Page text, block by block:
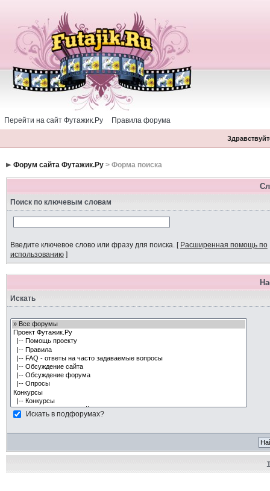
Перейти на сайт Футажик.Ру Правила форума
Форум сайта Футажик.Ру> Форма поиска
Поиск по ключевым словам
Введите ключевое слово или фразу для поиска.[ Расширенная помощь по
использованию]
Искать
Искать в подфорумах?